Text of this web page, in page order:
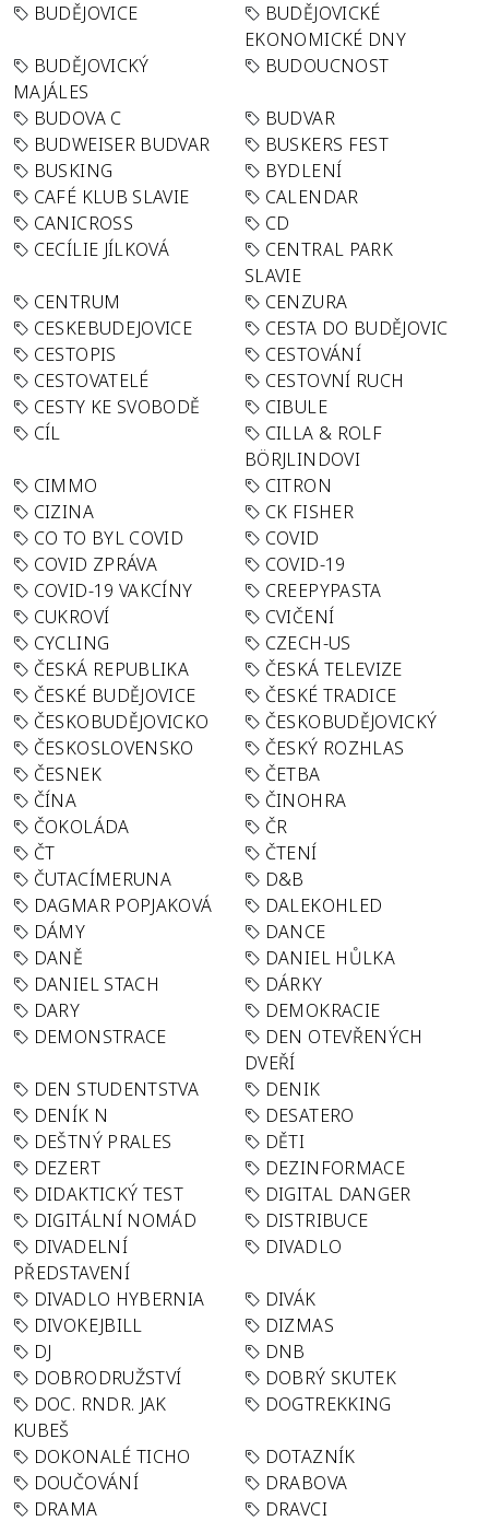
BUDĚJOVICE
BUDĚJOVICKÉ
EKONOMICKÉ DNY
BUDĚJOVICKÝ
MAJÁLES
BUDOUCNOST
BUDOVA C
BUDVAR
BUDWEISER BUDVAR
BUSKERS FEST
BUSKING
BYDLENÍ
CAFÉ KLUB SLAVIE
CALENDAR
CANICROSS
CD
CECÍLIE JÍLKOVÁ
CENTRAL PARK
SLAVIE
CENTRUM
CENZURA
CESKEBUDEJOVICE
CESTA DO BUDĚJOVIC
CESTOPIS
CESTOVÁNÍ
CESTOVATELÉ
CESTOVNÍ RUCH
CESTY KE SVOBODĚ
CIBULE
CÍL
CILLA & ROLF
BÖRJLINDOVI
CIMMO
CITRON
CIZINA
CK FISHER
CO TO BYL COVID
COVID
COVID ZPRÁVA
COVID-19
COVID-19 VAKCÍNY
CREEPYPASTA
CUKROVÍ
CVIČENÍ
CYCLING
CZECH-US
ČESKÁ REPUBLIKA
ČESKÁ TELEVIZE
ČESKÉ BUDĚJOVICE
ČESKÉ TRADICE
ČESKOBUDĚJOVICKO
ČESKOBUDĚJOVICKÝ
ČESKOSLOVENSKO
ČESKÝ ROZHLAS
ČESNEK
ČETBA
ČÍNA
ČINOHRA
ČOKOLÁDA
ČR
ČT
ČTENÍ
ČUTACÍMERUNA
D&B
DAGMAR POPJAKOVÁ
DALEKOHLED
DÁMY
DANCE
DANĚ
DANIEL HŮLKA
DANIEL STACH
DÁRKY
DARY
DEMOKRACIE
DEMONSTRACE
DEN OTEVŘENÝCH
DVEŘÍ
DEN STUDENTSTVA
DENIK
DENÍK N
DESATERO
DEŠTNÝ PRALES
DĚTI
DEZERT
DEZINFORMACE
DIDAKTICKÝ TEST
DIGITAL DANGER
DIGITÁLNÍ NOMÁD
DISTRIBUCE
DIVADELNÍ
PŘEDSTAVENÍ
DIVADLO
DIVADLO HYBERNIA
DIVÁK
DIVOKEJBILL
DIZMAS
DJ
DNB
DOBRODRUŽSTVÍ
DOBRÝ SKUTEK
DOC. RNDR. JAK
KUBEŠ
DOGTREKKING
DOKONALÉ TICHO
DOTAZNÍK
DOUČOVÁNÍ
DRABOVA
DRAMA
DRAVCI